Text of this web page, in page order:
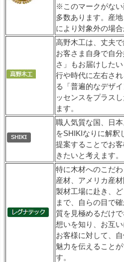
※このマークがな
多数あります。産
により対象外の場合
高野木工は、丈夫
お客さま自身で自
さ」もお届けした
行や時代に左右さ
る「普遍的なデザ
ッセンスをプラス
ます。
職人気質な国、日
をSHIKIなりに解釈
提案することでお
きたいと考えます。
特に木材へのこだ
産材、アメリカ産
製材工場に赴き、
まで、自らの目で
質を見極めるだけ
想いを知り、お互
お客様に対して、
魅力を伝えること
す。